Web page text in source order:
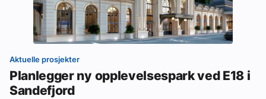
Aktuelle prosjekter
Planlegger ny opplevelsespark ved E18 i
Sandefjord